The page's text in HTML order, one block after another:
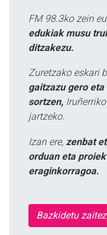
FM 98.3ko zein
edukiak musu
ditzakezu.
Zuretzako eskari
gaitzazu gero
sortzen,
jartzeko.
Izan ere, zenbat
orduan eta
eraginkorragoa.
Bazkidetu